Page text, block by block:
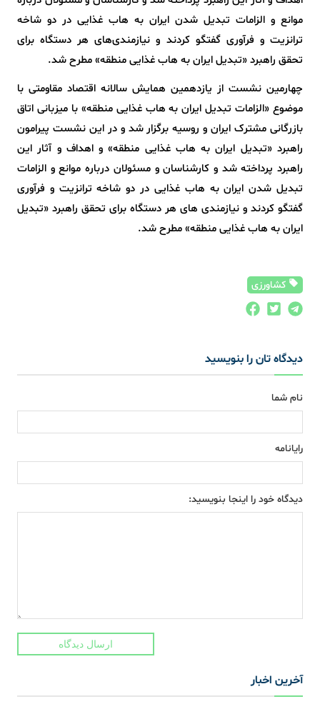
موانع و الزامات تبدیل شدن ایران به هاب غذایی در دو شاخه
ترانزیت و فرآوری گفتگو کردند و نیازمندی‌های هر دستگاه برای
تحقق راهبرد «تبدیل ایران به هاب غذایی منطقه» مطرح شد.
چهارمین نشست‌ از یازدهمین همایش سالانه اقتصاد مقاومتی با
موضوع «الزامات تبدیل ایران به هاب غذایی منطقه» با میزبانی اتاق
بازرگانی مشترک ایران و روسیه برگزار شد و در این نشست پیرامون
راهبرد «تبدیل ایران به هاب غذایی منطقه» و اهداف و آثار این
راهبرد پرداخته شد و کارشناسان و مسئولان درباره موانع و الزامات
تبدیل شدن ایران به هاب غذایی در دو شاخه ترانزیت و فرآوری
گفتگو کردند و نیازمندی‌ های هر دستگاه برای تحقق راهبرد «تبدیل
ایران به هاب غذایی منطقه» مطرح شد.
کشاورزی
دیدگاه تان را بنویسید
نام شما
رایانامه
دیدگاه خود را اینجا بنویسید:
ارسال دیدگاه
آخرین اخبار